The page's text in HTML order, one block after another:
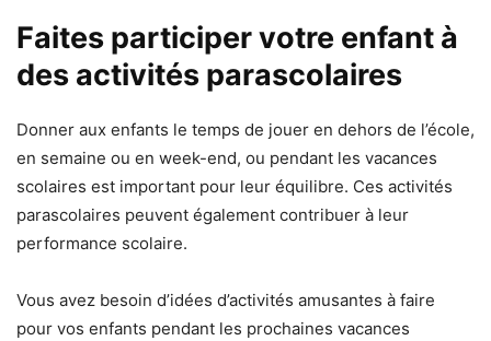
Faites participer votre enfant à
des activités parascolaires
Donner aux enfants le temps de jouer en dehors de l’école,
en semaine ou en week-end, ou pendant les vacances
scolaires est important pour leur équilibre. Ces activités
parascolaires peuvent également contribuer à leur
performance scolaire.
Vous avez besoin d’idées d’activités amusantes à faire
pour vos enfants pendant les prochaines vacances